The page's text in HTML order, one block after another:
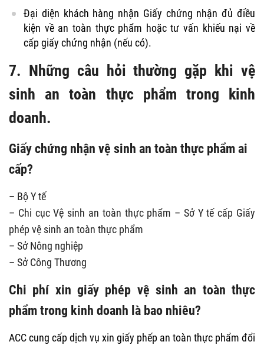
Đại diện khách hàng nhận Giấy chứng nhận đủ điều
kiện về an toàn thực phẩm hoặc tư vấn khiếu nại về
cấp giấy chứng nhận (nếu có).
7. Những câu hỏi thường gặp khi vệ
sinh an toàn thực phẩm trong kinh
doanh.
Giấy chứng nhận vệ sinh an toàn thực phẩm ai
cấp?
– Bộ Y tế
– Chi cục Vệ sinh an toàn thực phẩm – Sở Y tế cấp Giấy
phép vệ sinh an toàn thực phẩm
– Sở Nông nghiệp
– Sở Công Thương
Chi phí xin giấy phép vệ sinh an toàn thực
phẩm trong kinh doanh là bao nhiêu?
ACC cung cấp dịch vụ xin giấy phếp an toàn thực phẩm đổi